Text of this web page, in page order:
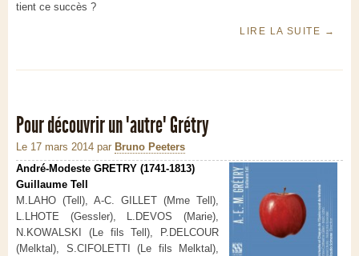
tient ce succès ?
LIRE LA SUITE →
Pour découvrir un "autre" Grétry
Le 17 mars 2014 par Bruno Peeters
André-Modeste GRETRY (1741-1813)
Guillaume Tell
M.LAHO (Tell), A-C. GILLET (Mme Tell),
L.LHOTE (Gessler), L.DEVOS (Marie),
N.KOWALSKI (Le fils Tell), P.DELCOUR
(Melktal), S.CIFOLETTI (Le fils Melktal),